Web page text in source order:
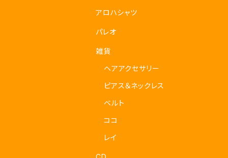
アロハシャツ
パレオ
雑貨
ヘアアクセサリー
ピアス＆ネックレス
ベルト
ココ
レイ